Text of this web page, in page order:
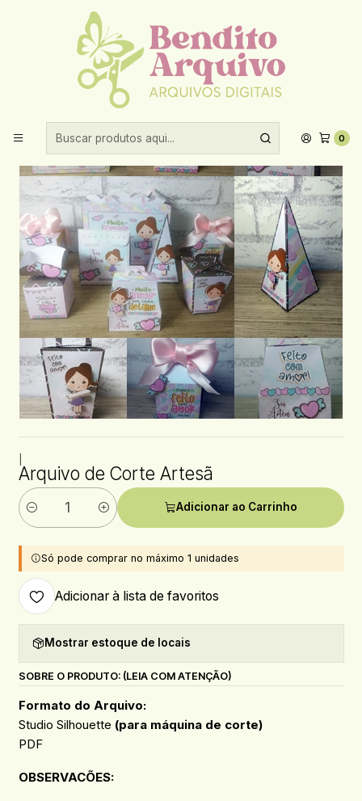
0
Aproveite 10% de desconto ao comprar acima de R$30,00!
Início Arquivos de corte Arquivo de Corte Artesã
Arquivo de Corte Artesã
Quantidade
Adicionar ao Carrinho
Só pode comprar no máximo 1 unidades
Adicionar à lista de favoritos
Mostrar estoque de locais
SOBRE O PRODUTO: (LEIA COM ATENÇÃO)
Formato do Arquivo:
Studio Silhouette (para máquina de corte)
PDF
OBSERVACÕES: